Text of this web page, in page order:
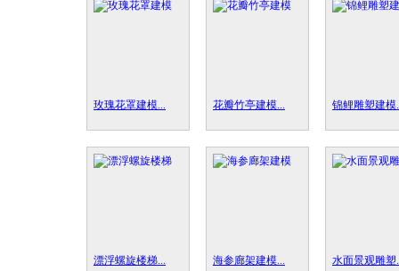
玫瑰花罩建模... 花瓣竹亭建模... 锦鲤雕塑建模
漂浮螺旋楼梯... 海参廊架建模... 水面景观雕塑